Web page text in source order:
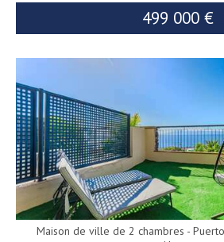
499 000 €
Maison de ville de 2 chambres -